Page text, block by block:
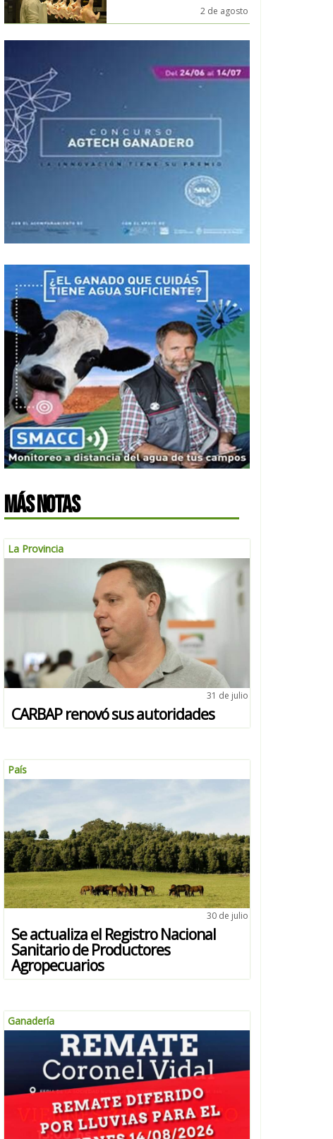
2 de agosto
MÁS NOTAS
La Provincia
31 de julio
CARBAP renovó sus autoridades
País
30 de julio
Se actualiza el Registro Nacional
Sanitario de Productores
Agropecuarios
Ganadería